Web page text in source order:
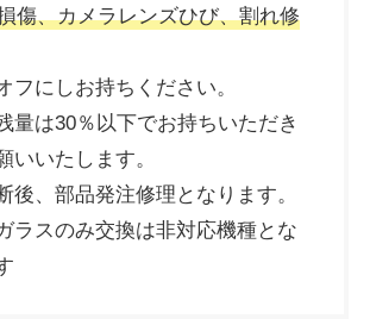
傷、カメラレンズひび、割れ修
フにしお持ちください。
量は30％以下でお持ちいただき
いいたします。
後、部品発注修理となります。
ラスのみ交換は非対応機種とな